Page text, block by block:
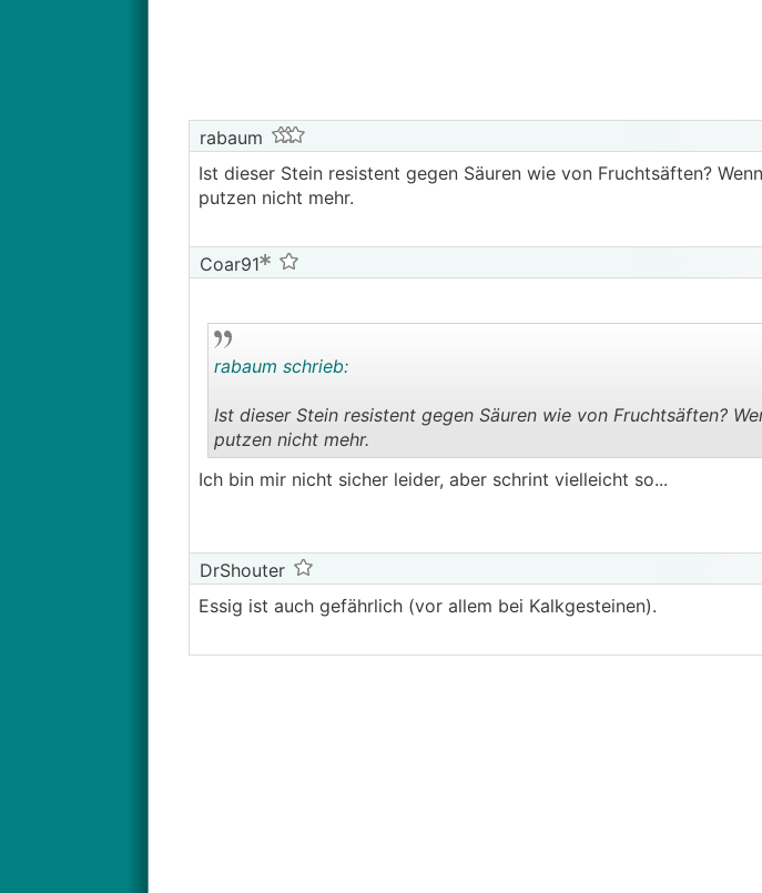
rabaum
Ist dieser Stein resistent gegen Säuren wie von Fruchtsäften?
putzen nicht mehr.
Coar91
..
rabaum schrieb:
Ist dieser Stein resistent gegen Säuren wie von Fruchtsäften?
putzen nicht mehr.
Ich bin mir nicht sicher leider, aber schrint vielleicht so...
DrShouter
Essig ist auch gefährlich (vor allem bei Kalkgesteinen).